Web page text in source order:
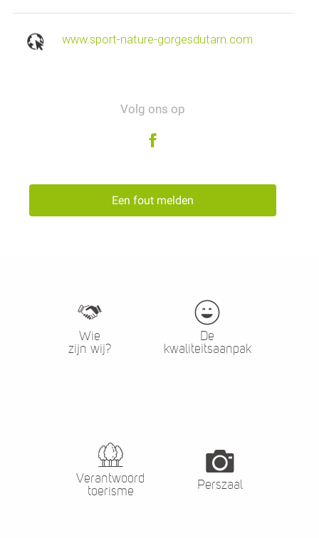
www.sport-nature-gorgesdutarn.com
Volg ons op
Een fout melden
Wie
zijn wij?
De
kwaliteitsaanpak
Verantwoord
toerisme
Perszaal